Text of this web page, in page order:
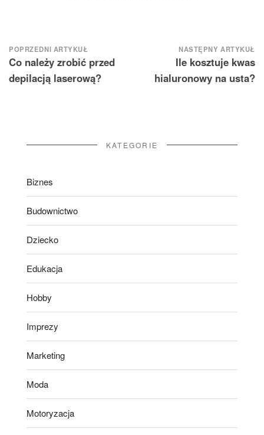
Nawigacja
wpisu
POPRZEDNI ARTYKUŁ
Co należy zrobić przed
depilacją laserową?
NASTĘPNY ARTYKUŁ
Ile kosztuje kwas
hialuronowy na usta?
KATEGORIE
Biznes
Budownictwo
Dziecko
Edukacja
Hobby
Imprezy
Marketing
Moda
Motoryzacja